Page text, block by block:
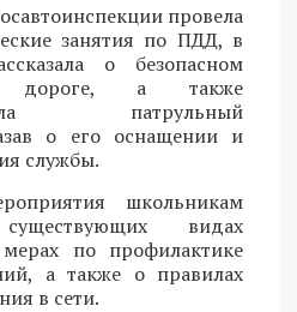
провела
занятия по ПДД, в
о безопасном
дороге, а также
патрульный
о его оснащении и
службы.
школьникам
видах
по профилактике
а также о правилах
в сети.